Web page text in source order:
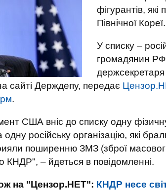
фігурантів,
Північної Кореї.
У списку –
громадянин РФ
сайті Держдепу, передає
.
США вніс до списку одну
одну російську організацію, які
поширенню ЗМЗ (зброї
КНДР", – йдеться в повідомленні.
на "Цензор.НЕТ": КНДР несе